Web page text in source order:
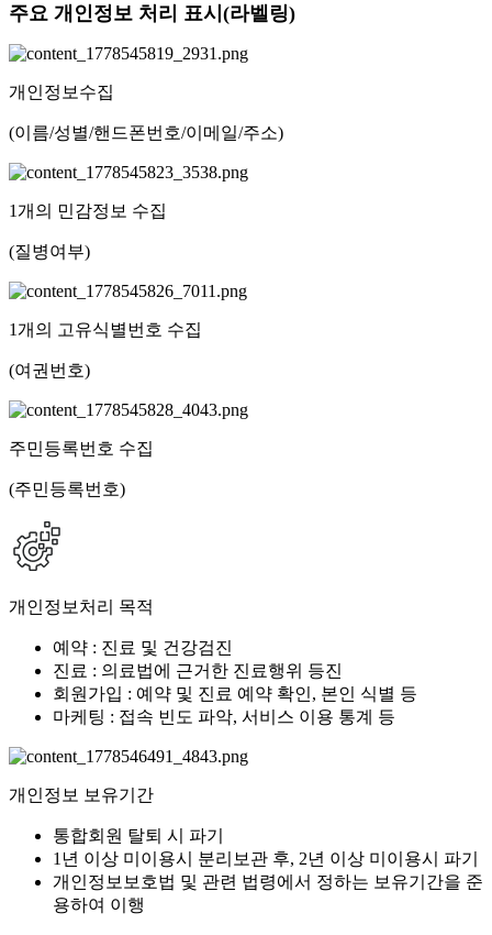
주요 개인정보 처리 표시 (라벨링)
개인정보수집
(이름/성별/핸드폰번호/이메일/주소)
1개의 민감정보 수집
(질병여부)
1개의 고유식별번호 수집
(여권번호)
주민등록번호 수집
(주민등록번호)
개인정보처리 목적
예약 : 진료 및 건강검진
진료 : 의료법에 근거한 진료행위 등진
회원가입 : 예약 및 진료 예약 확인, 본인 식별 등
마케팅 : 접속 빈도 파악, 서비스 이용 통계 등
개인정보 보유기간
통합회원 탈퇴 시 파기
1년 이상 미이용시 분리보관 후, 2년 이상 미이용시 파기
개인정보보호법 및 관련 법령에서 정하는 보유기간을 준
용하여 이행